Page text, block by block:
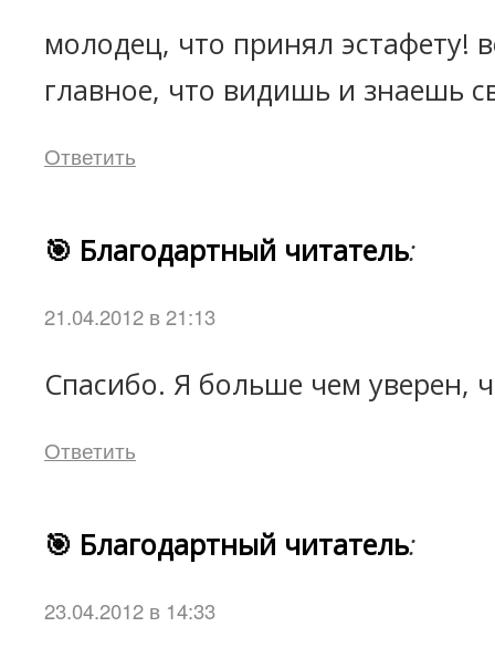
молодец, что принял эстафету!
главное, что видишь и знаешь
Ответить
🎯 Благодартный читатель:
21.04.2012 в 21:13
Спасибо. Я больше чем уверен,
Ответить
🎯 Благодартный читатель:
23.04.2012 в 14:33